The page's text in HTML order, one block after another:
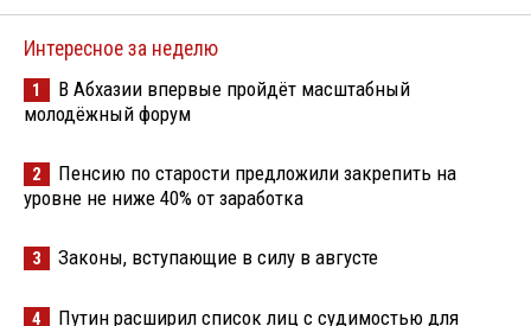
Интересное за неделю
1
В Абхазии впервые пройдёт масштабный
молодёжный форум
2
Пенсию по старости предложили закрепить на
уровне не ниже 40% от заработка
3 Законы, вступающие в силу в августе
4
Путин расширил список лиц с судимостью для